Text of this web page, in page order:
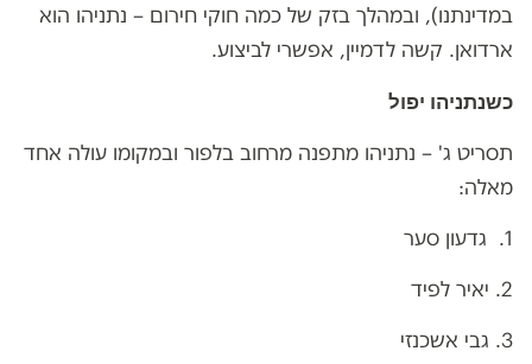
במדינתנו), ובמהלך בזק של כמה חוקי חירום – נתניהו הוא
ארדואן. קשה לדמיין, אפשרי לביצוע.
כשנתניהו יפול
תסריט ג' – נתניהו מתפנה מרחוב בלפור ובמקומו עולה אחד
מאלה:
1. גדעון סער
2. יאיר לפיד
3. גבי אשכנזי